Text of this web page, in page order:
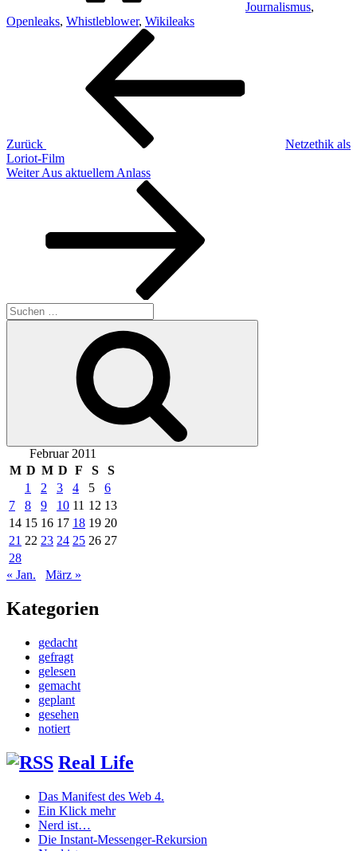
Journalismus,
Openleaks, Whistleblower, Wikileaks
Beitragsnavigation
Zurück
Netzethik als
Loriot-Film
Nächster
Weiter Aus aktuellem Anlass
Suche
nach:
Februar 2011
M D M D F S
S
1
2 3 4 5
6
7
8 9 10 11 12 13
14 15 16 17 18 19 20
21 22 23 24 25 26 27
28
« Jan.
März »
Kategorien
gedacht
gefragt
gelesen
gemacht
geplant
gesehen
notiert
Real Life
Das Manifest des Web 4.
Ein Klick mehr
Nerd ist…
Die Instant-Messenger-Rekursion